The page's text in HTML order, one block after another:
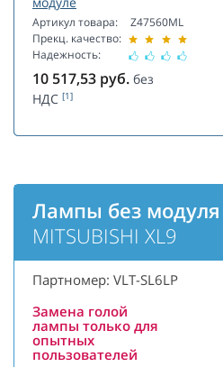
Артикул товара:
Прекц. качество:
Надежность:
Z47560ML
10 517,53 руб. без
НДС [1]
Лампы без модуля
MITSUBISHI XL9
Партномер: VLT-SL6LP
Замена голой
лампы только для
опытных
пользователей